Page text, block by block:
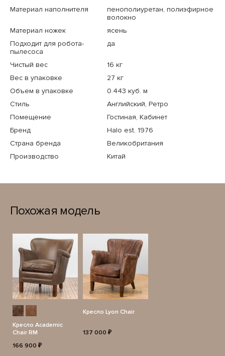
Материал наполнителя
пенополиуретан, полиэфирное
волокно
Материал ножек
ясень
Подходит для робота-
пылесоса
да
Чистый вес
16 кг
Вес в упаковке
27 кг
Объем в упаковке
0.443 куб. м
Стиль
Английский, Ретро
Помещение
Гостиная, Кабинет
Бренд
Halo est. 1976
Страна бренда
Великобритания
Производство
Китай
Похожая модель
Кресло Academic
Chair RM
166 900 ₽
Кресло Lyon Chair
137 000 ₽